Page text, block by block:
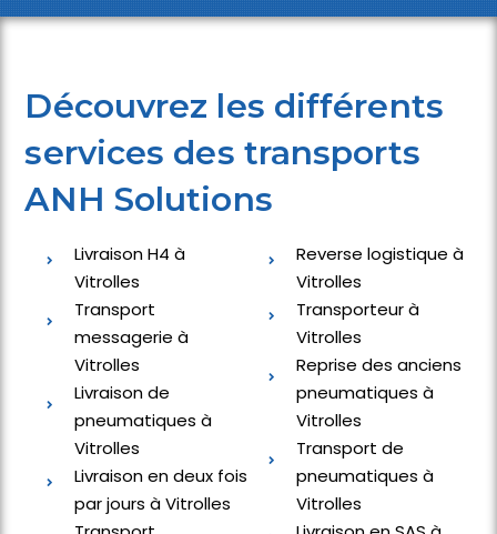
Découvrez les différents
services des transports
ANH Solutions
Livraison H4 à
Vitrolles
Transport
messagerie à
Vitrolles
Livraison de
pneumatiques à
Vitrolles
Livraison en deux fois
par jours à Vitrolles
Reverse logistique à
Vitrolles
Transporteur à
Vitrolles
Reprise des anciens
pneumatiques à
Vitrolles
Transport de
pneumatiques à
Vitrolles